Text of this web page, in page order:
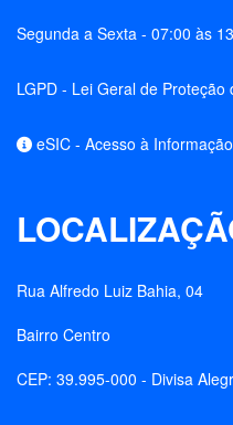
Segunda a Sexta - 07:00 às
LGPD - Lei Geral de Proteção
eSIC - Acesso à Informação
Rua Alfredo Luiz Bahia, 04
Bairro Centro
CEP: 39.995-000 - Divisa